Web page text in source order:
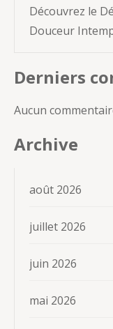
Découvrez le
Douceur
Derniers
Aucun
Archive
août 2026
juillet 2026
juin 2026
mai 2026